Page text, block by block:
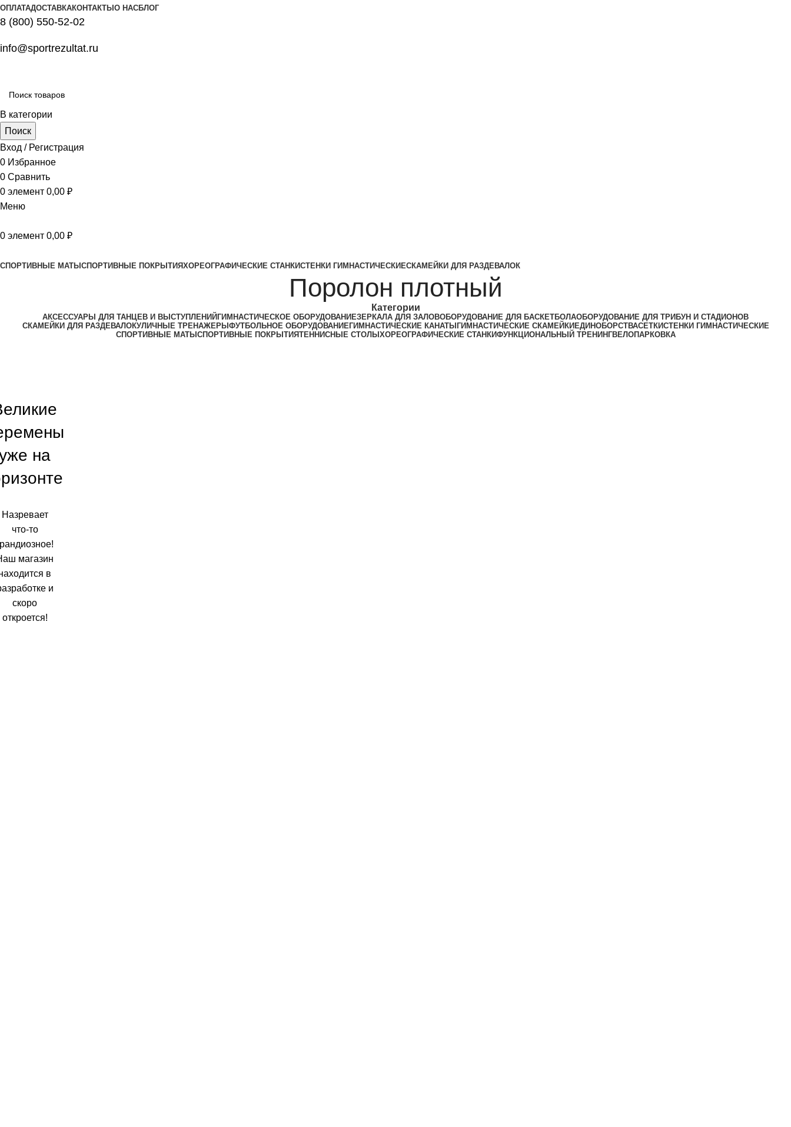
ОПЛАТАДОСТАВКАКОНТАКТЫ О НАСБЛОГ
8 (800) 550-52-02
info@sportrezultat.ru
В категории
Поиск
Вход / Регистрация
0 Избранное
0 Сравнить
0 элемент 0,00 ₽
Меню
0 элемент 0,00 ₽
СПОРТИВНЫЕ МАТЫ СПОРТИВНЫЕ ПОКРЫТИЯХОРЕОГРАФИЧЕСКИЕ СТАНКИСТЕНКИ ГИМНАСТИЧЕСКИЕСКАМЕЙКИ ДЛЯ РАЗДЕВАЛОК
Поролон плотный
Категории
АКСЕССУАРЫ ДЛЯ ТАНЦЕВ И ВЫСТУПЛЕНИЙ ГИМНАСТИЧЕСКОЕ ОБОРУДОВАНИЕЗЕРКАЛА ДЛЯ ЗАЛОВОБОРУДОВАНИЕ ДЛЯ БАСКЕТБОЛАОБОРУДОВАНИЕ ДЛЯ ТРИБУН И СТАДИОНОВ
СКАМЕЙКИ ДЛЯ РАЗДЕВАЛОКУЛИЧНЫЕ ТРЕНАЖЕРЫ ФУТБОЛЬНОЕ ОБОРУДОВАНИЕГИМНАСТИЧЕСКИЕ КАНАТЫ ГИМНАСТИЧЕСКИЕ СКАМЕЙКИ ЕДИНОБОРСТВАСЕТКИСТЕНКИ ГИМНАСТИЧЕСКИЕ
СПОРТИВНЫЕ МАТЫ СПОРТИВНЫЕ ПОКРЫТИЯТЕННИСНЫЕ СТОЛЫ ХОРЕОГРАФИЧЕСКИЕ СТАНКИФУНКЦИОНАЛЬНЫЙ ТРЕНИНГВЕЛОПАРКОВКА
на
Назревает
что-то
магазин
в
и
скоро
откроется!